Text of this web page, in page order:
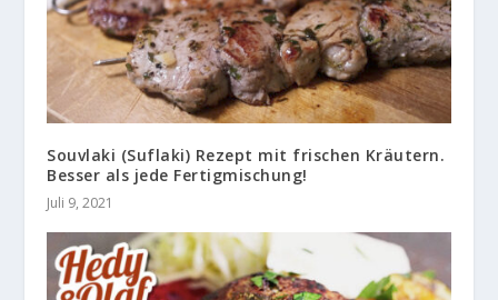
Souvlaki (Suflaki) Rezept mit frischen Kräutern.
Besser als jede Fertigmischung!
Juli 9, 2021